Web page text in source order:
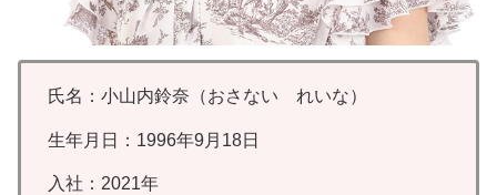
氏名：小山内鈴奈（おさない れいな）
生年月日：1996年9月18日
入社：2021年